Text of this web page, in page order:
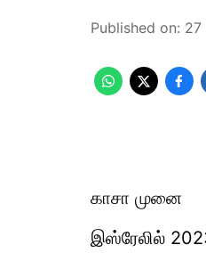
Published on: 27
காசா முனை
இஸ்ரேலில்